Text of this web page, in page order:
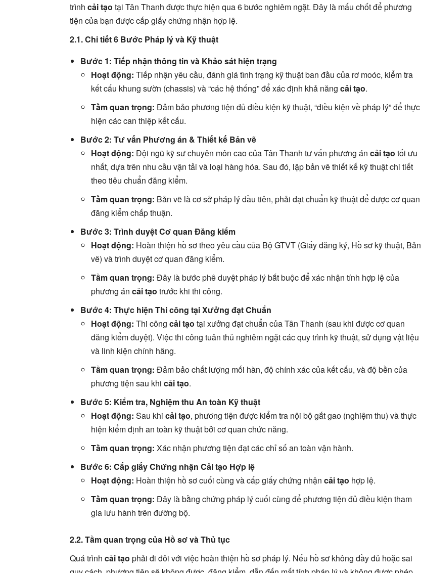
trình cải tạo tại Tân Thanh được thực hiện qua 6 bước nghiêm ngặt. Đây là mấu chốt để phương
tiện của bạn được cấp giấy chứng nhận hợp lệ.
2.1. Chi tiết 6 Bước Pháp lý và Kỹ thuật
Bước 1: Tiếp nhận thông tin và Khảo sát hiện trạng
Hoạt động: Tiếp nhận yêu cầu, đánh giá tình trạng kỹ thuật ban đầu của rơ moóc, kiểm tra
kết cấu khung sườn (chassis) và “các hệ thống” để xác định khả năng cải tạo.
Tầm quan trọng: Đảm bảo phương tiện đủ điều kiện kỹ thuật, “điều kiện về pháp lý” để thực
hiện các can thiệp kết cấu.
Bước 2: Tư vấn Phương án & Thiết kế Bản vẽ
Hoạt động: Đội ngũ kỹ sư chuyên môn cao của Tân Thanh tư vấn phương án cải tạo tối ưu
nhất, dựa trên nhu cầu vận tải và loại hàng hóa. Sau đó, lập bản vẽ thiết kế kỹ thuật chi tiết
theo tiêu chuẩn đăng kiểm.
Tầm quan trọng: Bản vẽ là cơ sở pháp lý đầu tiên, phải đạt chuẩn kỹ thuật để được cơ quan
đăng kiểm chấp thuận.
Bước 3: Trình duyệt Cơ quan Đăng kiểm
Hoạt động: Hoàn thiện hồ sơ theo yêu cầu của Bộ GTVT (Giấy đăng ký, Hồ sơ kỹ thuật, Bản
vẽ) và trình duyệt cơ quan đăng kiểm.
Tầm quan trọng: Đây là bước phê duyệt pháp lý bắt buộc để xác nhận tính hợp lệ của
phương án cải tạo trước khi thi công.
Bước 4: Thực hiện Thi công tại Xưởng đạt Chuẩn
Hoạt động: Thi công cải tạo tại xưởng đạt chuẩn của Tân Thanh (sau khi được cơ quan
đăng kiểm duyệt). Việc thi công tuân thủ nghiêm ngặt các quy trình kỹ thuật, sử dụng vật liệu
và linh kiện chính hãng.
Tầm quan trọng: Đảm bảo chất lượng mối hàn, độ chính xác của kết cấu, và độ bền của
phương tiện sau khi cải tạo.
Bước 5: Kiểm tra, Nghiệm thu An toàn Kỹ thuật
Hoạt động: Sau khi cải tạo, phương tiện được kiểm tra nội bộ gắt gao (nghiệm thu) và thực
hiện kiểm định an toàn kỹ thuật bởi cơ quan chức năng.
Tầm quan trọng: Xác nhận phương tiện đạt các chỉ số an toàn vận hành.
Bước 6: Cấp giấy Chứng nhận Cải tạo Hợp lệ
Hoạt động: Hoàn thiện hồ sơ cuối cùng và cấp giấy chứng nhận cải tạo hợp lệ.
Tầm quan trọng: Đây là bằng chứng pháp lý cuối cùng để phương tiện đủ điều kiện tham
gia lưu hành trên đường bộ.
2.2. Tầm quan trọng của Hồ sơ và Thủ tục
Quá trình cải tạo phải đi đôi với việc hoàn thiện hồ sơ pháp lý. Nếu hồ sơ không đầy đủ hoặc sai